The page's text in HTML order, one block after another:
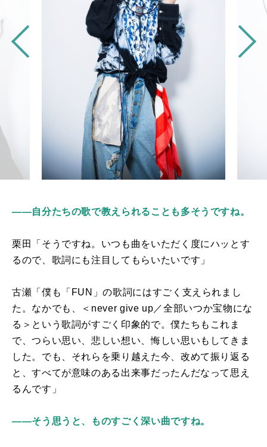
――自分たちの歌で教えられることも多そうですね。
栗田「そうですね。いつも曲をいただく度にハッとす
るので、歌詞にも注目してもらいたいです」
古瀬「僕も「 FUN 」の歌詞にはすごく支えられまし
た。なかでも、＜ never give up／全部いつか宝物にな
る＞という歌詞がすごく印象的で。僕たちもこれま
で、つらい思い、悲しい想い、悔しい思いもしてきま
した。でも、それらを乗り越えた今、改めて振り返る
と、すべてが意味のある出来事だったんだなって思え
るんです」
――そう思うと、ものすごく深い曲ですね。